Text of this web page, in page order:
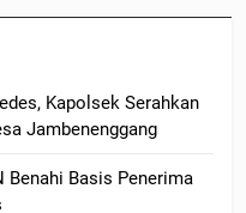
Kapolsek Serahkan
Jambenenggang
Benahi Basis Penerima